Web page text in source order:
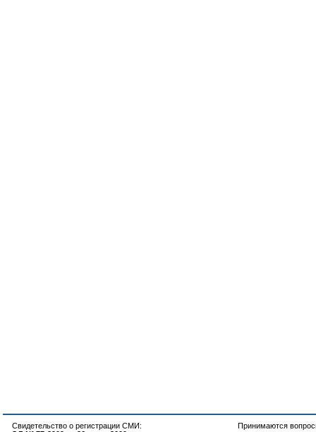
Свидетельство о регистрации СМИ:
Принимаются